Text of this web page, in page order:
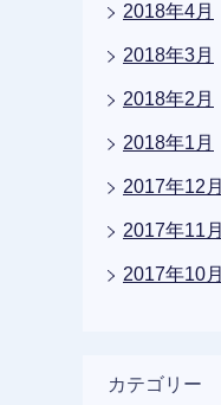
2018年4月
2018年3月
2018年2月
2018年1月
2017年12月
2017年11月
2017年10月
カテゴリー